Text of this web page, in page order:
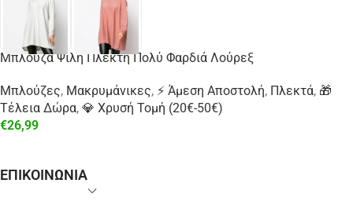
Μπλούζα Ψιλή Πλεκτή Πολύ Φαρδιά Λούρεξ
Μπλούζες, Μακρυμάνικες, ⚡ Άμεση Αποστολή, Πλεκτά, 🎁
Τέλεια Δώρα, 💎 Χρυσή Τομή (20€-50€)
€26,99
ΕΠΙΚΟΙΝΩΝΙΑ